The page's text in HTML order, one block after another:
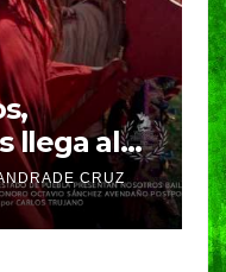
llega al
CRUZ